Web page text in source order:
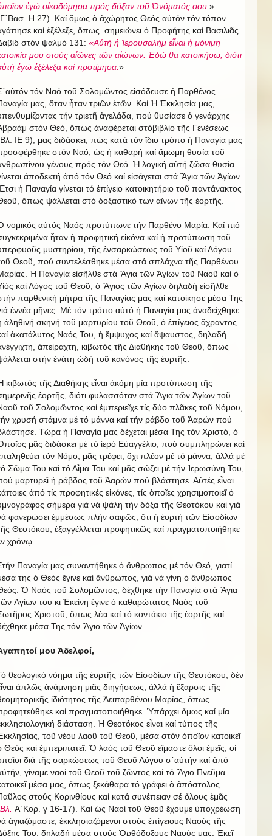
ἐγώ οἰκοδόμησα πρός δόξαν τοῦ Ὀνόματός σου;»
Η 27). Καί ὅμως ὁ ἀχώρητος Θεός αὐτόν τόν τόπον
καί ἐξέλεξε, ὅπως σημειώνει ὁ Προφήτης καί Βασιλιᾶς
στόν ψαλμό 131: «Αὐτή ἡ Ἰερουσαλήμ εἶναι ἡ μόνιμη
μου στούς αἰῶνες τῶν αἰώνων. Ἐδώ θα κατοικήσω, διότι
ἐγώ ἐξέλεξα καί προτίμησα. »
τόν Ναό τοῦ Σολομῶντος εἰσόδευσε ἡ Παρθένος
μας, ὅταν ἦταν τριῶν ἐτῶν. Καί Ἡ Ἐκκλησία μας,
τήν τριετῆ ἀγελάδα, πού θυσίασε ὁ γενάρχης
στόν Θεό, ὅπως ἀναφέρεται στόβιβλίο τῆς Γενέσεως
ΙΕ 9), μας διδάσκει, πώς κατά τόν ἴδιο τρόπο ἡ Παναγία μας
στόν Ναό, ὡς ἡ καθαρή καί ἄμωμη θυσία τοῦ
γένους πρός τόν Θεό. Ἡ λογική αὐτή ζῶσα θυσία
ἀποδεκτή ἀπό τόν Θεό καί εἰσάγεται στά Ἅγια τῶν Ἁγίων.
ἡ Παναγία γίνεται τό ἐπίγειο κατοικητήριο τοῦ παντάνακτος
ὅπως ψάλλεται στό δοξαστικό των αἴνων τῆς ἑορτῆς.
νομικός αὐτός Ναός προτύπωνε τήν Παρθένο Μαρία. Καί πιό
ἦταν ἡ προφητική εἰκόνα καί ἡ προτύπωση τοῦ
μυστηρίου, τῆς ἐνσαρκώσεως τοῦ Υἱοῦ καί Λόγου
Θεοῦ, πού συντελέσθηκε μέσα στά σπλάχνα τῆς Παρθένου
Ἡ Παναγία εἰσῆλθε στά Ἅγια τῶν Ἁγίων τοῦ Ναοῦ καί ὁ
καί Λόγος τοῦ Θεοῦ, ὁ Ἅγιος τῶν Ἁγίων δηλαδή εἰσῆλθε
παρθενική μήτρα τῆς Παναγίας μας καί κατοίκησε μέσα Της
ἐννέα μῆνες. Μέ τόν τρόπο αὐτό ἡ Παναγία μας ἀναδείχθηκε
ἀληθινή σκηνή τοῦ μαρτυρίου τοῦ Θεοῦ, ὁ ἐπίγειος ἄχραντος
ἀκατάλυτος Ναός Του, ἡ ἔμψυχος καί ἄψαυστος, δηλαδή
ἀπείραχτη, κιβωτός τῆς Διαθήκης τοῦ Θεοῦ, ὅπως
στήν ἐνάτη ὠδή τοῦ κανόνος τῆς ἑορτῆς.
κιβωτός τῆς Διαθήκης εἶναι ἀκόμη μία προτύπωση τῆς
ἑορτῆς, διότι φυλασσόταν στά Ἅγια τῶν Ἁγίων τοῦ
τοῦ Σολομῶντος καί ἐμπεριεῖχε τίς δύο πλᾶκες τοῦ Νόμου,
χρυσή στάμνα μέ τό μάννα καί τήν ράβδο τοῦ Ἀαρών πού
Τώρα ἡ Παναγία μας δέχεται μέσα Της τόν Χριστό, ὁ
μᾶς διδάσκει μέ τό ἱερό Εὐαγγέλιο, πού συμπληρώνει καί
τόν Νόμο, μᾶς τρέφει, ὄχι πλέον μέ τό μάννα, ἀλλά μέ
Σῶμα Του καί τό Αἷμα Του καί μᾶς σώζει μέ τήν Ἱερωσύνη Του,
μαρτυρεῖ ἡ ράβδος τοῦ Ἀαρών πού βλάστησε. Αὐτές εἶναι
ἀπό τίς προφητικές εἰκόνες, τίς ὁποῖες χρησιμοποιεῖ ὁ
σήμερα γιά νά ψάλη τήν δόξα τῆς Θεοτόκου καί γιά
φανερώσει ἐμμέσως πλήν σαφῶς, ὅτι ἡ ἑορτή τῶν Εἰσοδίων
Θεοτόκου, ἐξαγγέλλεται προφητικῶς καί πραγματοποιήθηκε
χρόνῳ.
Παναγία μας συναντήθηκε ὁ ἄνθρωπος μέ τόν Θεό, γιατί
της ὁ Θεός ἔγινε καί ἄνθρωπος, γιά νά γίνη ὁ ἄνθρωπος
Ὁ Ναός τοῦ Σολομῶντος, δέχθηκε τήν Παναγία στά Ἅγια
Ἁγίων του κι Ἐκείνη ἔγινε ὁ καθαρώτατος Ναός τοῦ
Χριστοῦ, ὅπως λέει καί τό κοντάκιο τῆς ἑορτῆς καί
μέσα Της τόν Ἅγιο τῶν Ἁγίων.
μου Ἀδελφοί,
θεολογικό νόημα τῆς ἑορτῆς τῶν Εἰσοδίων τῆς Θεοτόκου, δέν
ἁπλῶς ἀνάμνηση μιᾶς διηγήσεως, ἀλλά ἡ ἔξαρσις τῆς
ἰδιότητος τῆς Ἀειπαρθένου Μαρίας, ὅπως
καί πραγματοποιήθηκε. Ὑπάρχει ὅμως καί μία
διάσταση. Ἡ Θεοτόκος εἶναι καί τύπος τῆς
τοῦ νέου λαοῦ τοῦ Θεοῦ, μέσα στόν ὁποῖον κατοικεῖ
Θεός καί ἐμπεριπατεῖ. Ὁ λαός τοῦ Θεοῦ εἴμαστε ὅλοι ἐμεῖς, οἱ
διά τῆς σαρκώσεως τοῦ Θεοῦ Λόγου σ΄αὐτήν καί ἀπό
γίναμε ναοί τοῦ Θεοῦ τοῦ ζῶντος καί τό Ἅγιο Πνεῦμα
μέσα μας, ὅπως ξεκάθαρα τό γράφει ὁ ἀπόστολος
στούς Κορινθίους καί κατά συνέπειαν σέ ὅλους ἐμᾶς
Βλ. Α΄Κορ. γ 16-17). Καί ὡς Ναοί τοῦ Θεοῦ ἔχουμε ὑποχρέωση
ἁγιαζόμαστε, ἐκκλησιαζόμενοι στούς ἐπίγειους Ναούς τῆς
Του, δηλαδή μέσα στούς Ὀρθόδοξους Ναούς μας. Ἐκεῖ